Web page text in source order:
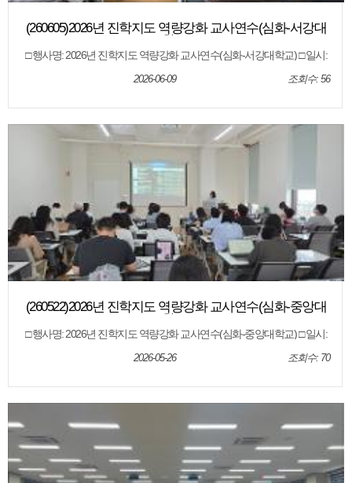
(260605)2026년 진학지도 역량강화 교사연수(심화-서강대
□ 행사명: 2026년 진학지도 역량강화 교사연수(심화-서강대학교) □ 일시:
내 고등학교 교사 □ 내용: 대학별 입학전형 안내, 전형결과 분석, 질의 응답
2026-06-09 조회수: 56
(260522)2026년 진학지도 역량강화 교사연수(심화-중앙대
□ 행사명: 2026년 진학지도 역량강화 교사연수(심화-중앙대학교) □ 일시:
도내 고등학교 교사 □ 내용: 대학별 입학전형 안내, 전형결과 분석, 질의 응
2026-05-26 조회수: 70